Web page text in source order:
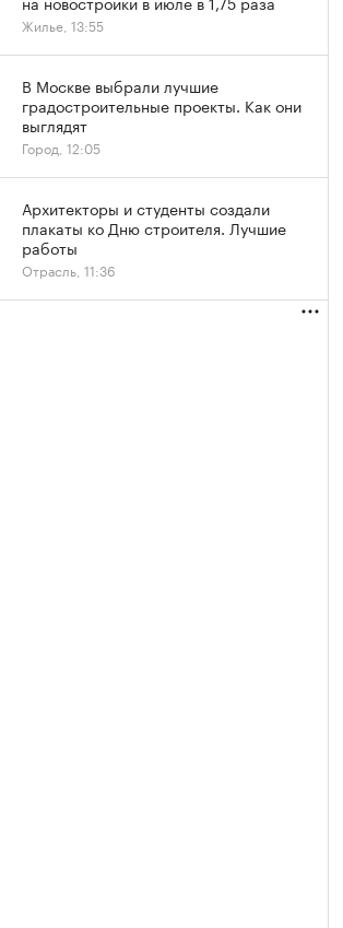
Жилье, 13:55
В Москве выбрали лучшие
градостроительные проекты. Как они
выглядят
Город, 12:05
Архитекторы и студенты создали
плакаты ко Дню строителя. Лучшие
работы
Отрасль, 11:36